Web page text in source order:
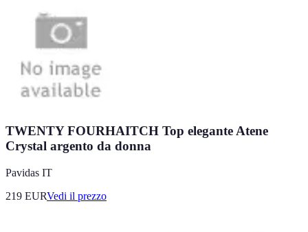
TWENTY FOURHAITCH Top elegante Atene
Crystal argento da donna
Pavidas IT
219 EURVedi il prezzo